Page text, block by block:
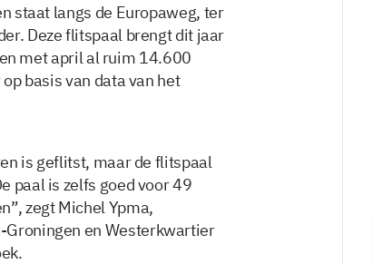
staat langs de Europaweg, ter
Deze flitspaal brengt dit jaar
met april al ruim 14.600
basis van data van het
is geflitst, maar de flitspaal
paal is zelfs goed voor 49
zegt Michel Ypma,
en Westerkwartier